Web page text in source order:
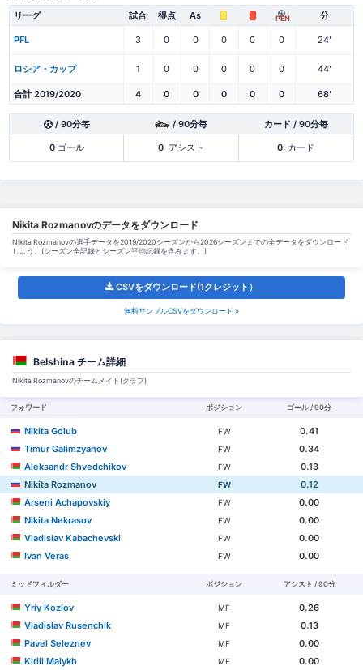
リーグ 試合 得点 As PEN 分
PFL 3 0 0 0 0 0 24'
ロシア・カップ 1 0 0 0 0 0 44'
合計 2019/2020 4 0 0 0 0 0 68'
/ 90分毎 / 90分毎 カード / 90分毎
0ゴール 0 アシスト 0 カード
Nikita Rozmanovのデータをダウンロード
Nikita Rozmanovの選手データを2019/2020シーズンから2026シーズンまでの全データをダウンロード
しよう。(シーズン全記録とシーズン平均記録を含みます。)
CSVをダウンロード(1クレジット）
無料サンプルCSVをダウンロード »
Belshina チーム詳細
Nikita Rozmanovのチームメイト(クラブ)
フォワード ポジション ゴール / 90分
Nikita Golub FW
0.41
Timur Galimzyanov
FW
0.34
Aleksandr Shvedchikov
FW
0.13
Nikita Rozmanov
FW
0.12
Arseni Achapovskiy
FW
0.00
Nikita Nekrasov
FW
0.00
Vladislav Kabachevski
FW
0.00
Ivan Veras
FW 0.00
ミッドフィルダー ポジション アシスト / 90分
Yriy Kozlov MF
0.26
Vladislav Rusenchik
MF
0.13
Pavel Seleznev
MF
0.00
Kirill Malykh
MF 0.00